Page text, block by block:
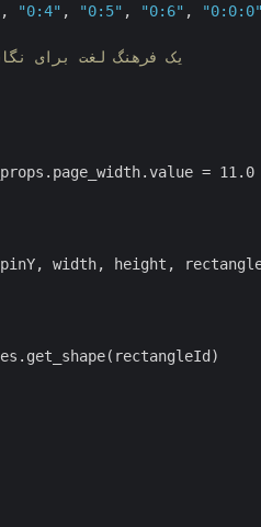
, "0:4" , "0:5" , "0:6" , "0:0:0"
# یک فرهنگ لغت برای
= 11.0
width, height,